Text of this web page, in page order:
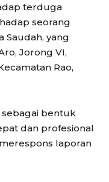
terduga
seorang
Saudah, yang
Jorong VI,
Rao,
bentuk
dan profesional
laporan